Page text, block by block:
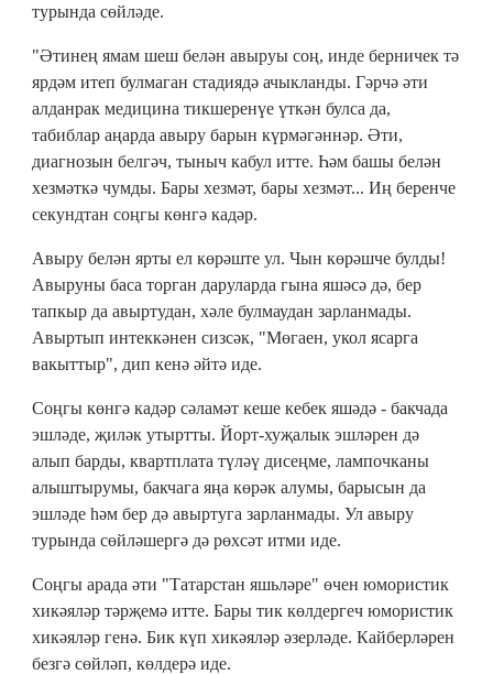
турында сөйләде.
"Әтинең ямам шеш белән авыруы соң, инде берничек тә
ярдәм итеп булмаган стадиядә ачыкланды. Гәрчә әти
алданрак медицина тикшеренүе үткән булса да,
табиблар аңарда авыру барын күрмәгәннәр. Әти,
диагнозын белгәч, тыныч кабул итте. Һәм башы белән
хезмәткә чумды. Бары хезмәт, бары хезмәт... Иң беренче
секундтан соңгы көнгә кадәр.
Авыру белән ярты ел көрәште ул. Чын көрәшче булды!
Авыруны баса торган даруларда гына яшәсә дә, бер
тапкыр да авыртудан, хәле булмаудан зарланмады.
Авыртып интеккәнен сизсәк, "Мөгаен, укол ясарга
вакыттыр", дип кенә әйтә иде.
Соңгы көнгә кадәр сәламәт кеше кебек яшәдә - бакчада
эшләде, җиләк утыртты. Йорт-хуҗалык эшләрен дә
алып барды, квартплата түләү дисеңме, лампочканы
алыштырумы, бакчага яңа көрәк алумы, барысын да
эшләде һәм бер дә авыртуга зарланмады. Ул авыру
турында сөйләшергә дә рөхсәт итми иде.
Соңгы арада әти "Татарстан яшьләре" өчен юмористик
хикәяләр тәрҗемә итте. Бары тик көлдергеч юмористик
хикәяләр генә. Бик күп хикәяләр әзерләде. Кайберләрен
безгә сөйләп, көлдерә иде.